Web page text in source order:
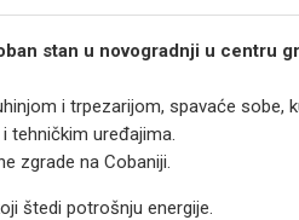
stan u novogradnji u centru
i trpezarijom, spavaće sobe,
tehničkim uređajima.
zgrade na Cobaniji.
štedi potrošnju energije.